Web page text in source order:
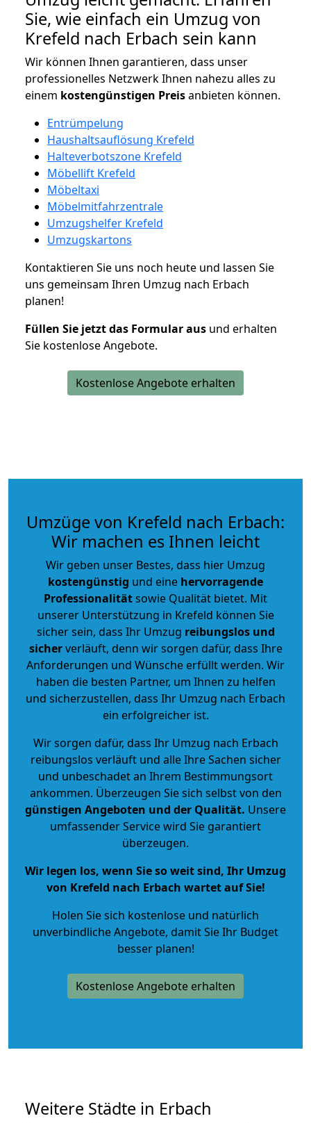
Sie, wie einfach ein Umzug von
Krefeld nach Erbach sein kann
Wir können Ihnen garantieren, dass unser
professionelles Netzwerk Ihnen nahezu alles zu
einem kostengünstigen Preisanbieten können.
Entrümpelung
Haushaltsauflösung Krefeld
Halteverbotszone Krefeld
Möbellift Krefeld
Möbeltaxi
Möbelmitfahrzentrale
Umzugshelfer Krefeld
Umzugskartons
Kontaktieren Sie uns noch heute und lassen Sie
uns gemeinsam Ihren Umzug nach Erbach
planen!
Füllen Sie jetzt das Formular aus und erhalten
Sie kostenlose Angebote.
Kostenlose Angebote erhalten
Umzüge von Krefeld nach Erbach:
Wir machen es Ihnen leicht
Wir geben unser Bestes, dass hier Umzug
kostengünstig und eine hervorragende
Professionalitätsowie Qualität bietet. Mit
unserer Unterstützung in Krefeld können Sie
sicher sein, dass Ihr Umzug reibungslos und
sicherverläuft, denn wir sorgen dafür, dass Ihre
Anforderungen und Wünsche erfüllt werden. Wir
haben die besten Partner, um Ihnen zu helfen
und sicherzustellen, dass Ihr Umzug nach Erbach
ein erfolgreicher ist.
Wir sorgen dafür, dass Ihr Umzug nach Erbach
reibungslos verläuft und alle Ihre Sachen sicher
und unbeschadet an Ihrem Bestimmungsort
ankommen. Überzeugen Sie sich selbst von den
günstigen Angeboten und der Qualität. Unsere
umfassender Service wird Sie garantiert
überzeugen.
Wir legen los, wenn Sie so weit sind, Ihr Umzug
von Krefeld nach Erbach wartet auf Sie!
Holen Sie sich kostenlose und natürlich
unverbindliche Angebote, damit Sie Ihr Budget
besser planen!
Kostenlose Angebote erhalten
Weitere Städte in Erbach